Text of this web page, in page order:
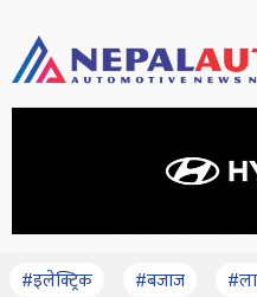
#इलेक्ट्रिक #बजाज